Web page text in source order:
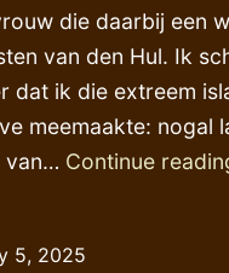
die daarbij een
van den Hul. Ik
dat ik die extreem
meemaakte: nogal
van… Continue
5, 2025